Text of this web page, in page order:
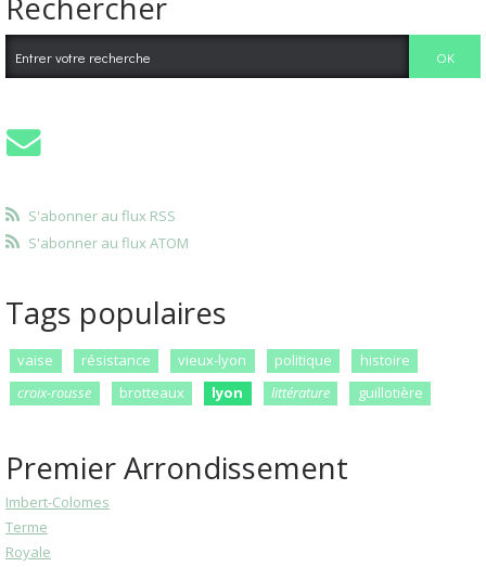
S'abonner au flux RSS
S'abonner au flux ATOM
Tags populaires
vaise résistance vieux-lyon politique
histoire
croix-rousse
brotteaux lyon littérature guillotière
Premier Arrondissement
Imbert-Colomes
Terme
Royale